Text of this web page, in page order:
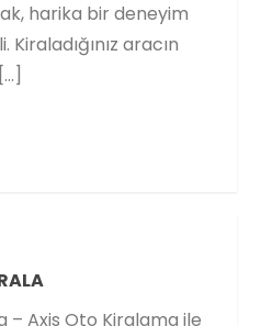
harika bir deneyim
aracın
– Axis Oto Kiralama ile